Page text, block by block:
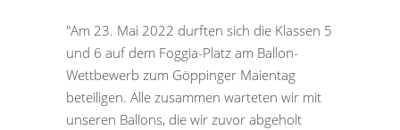
"Am 23. Mai 2022 durften sich die Klassen 5
und 6 auf dem Foggia-Platz am Ballon-
Wettbewerb zum Göppinger Maientag
beteiligen. Alle zusammen warteten wir mit
unseren Ballons, die wir zuvor abgeholt